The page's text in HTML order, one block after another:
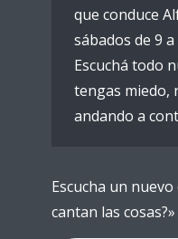
que conduce
sábados de 9
Escuchá todo
tengas miedo,
andando a
Escucha un
cantan las